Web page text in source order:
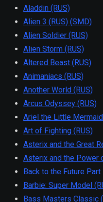
Aladdin (RUS)
Alien 3 (RUS) (SMD)
Alien Soldier (RUS)
Alien Storm (RUS)
Altered Beast (RUS)
Animaniacs (RUS)
Another World (RUS)
Arcus Odyssey (RUS)
Ariel the Little
Art of Fighting (RUS)
Asterix and the Great
Asterix and the Power
Back to the Future Part
Barbie: Super Model
Bass Masters Classic